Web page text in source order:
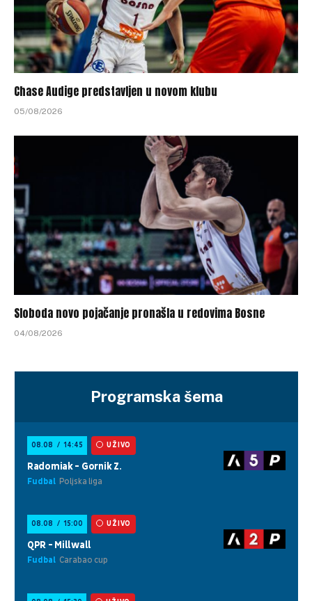
Chase Audige predstavljen u novom klubu
05/08/2026
Sloboda novo pojačanje pronašla u redovima Bosne
04/08/2026
Programska šema